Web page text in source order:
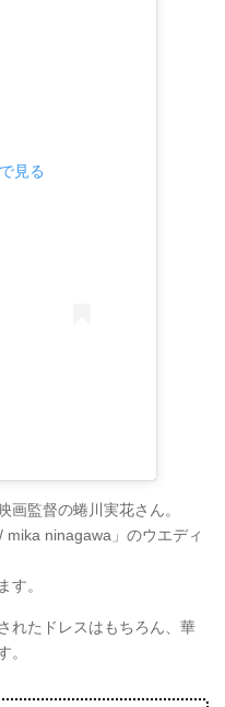
見る
画監督の蜷川実花さん。
mika ninagawa」のウエディ
す。
れたドレスはもちろん、華
。